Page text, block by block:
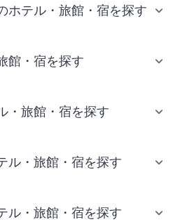
ホテル・旅館・宿を探す
館・宿を探す
・旅館・宿を探す
ル・旅館・宿を探す
ル・旅館・宿を探す